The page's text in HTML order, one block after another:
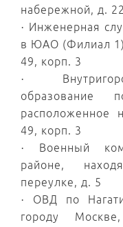
набережной, д.
· Инженерная
в ЮАО (Филиал 1)
49, корп. 3
·
образование
расположенное
49, корп. 3
· Военный
районе,
переулке, д. 5
· ОВД по
городу